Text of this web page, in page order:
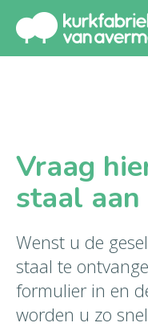
Vraag
staal aan
Wenst u de
staal te
formulier in en
worden u zo